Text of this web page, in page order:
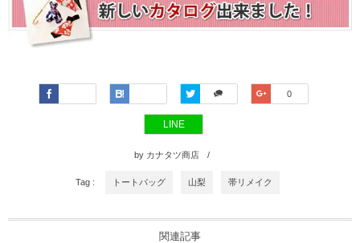
Twitter Google+
0
LINE
by カナタツ商店
Tag : トートバッグ 山梨 帯リメイク
関連記事